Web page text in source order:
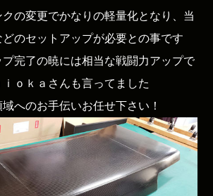
の変更でかなりの軽量化となり、当
のセットアップが必要との事です
完了の暁には相当な戦闘力アップで
ｋａさんも言ってました
域へのお手伝いお任せ下さい！